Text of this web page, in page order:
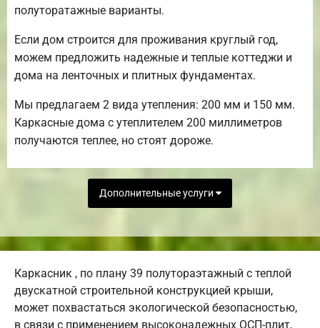
полуторатажные варианты.
Если дом строится для проживания круглый год,
можем предложить надежные и теплые коттеджи и
дома на ленточных и плитных фундаментах.
Мы предлагаем 2 вида утепления: 200 мм и 150 мм.
Каркасные дома с утеплителем 200 миллиметров
получаются теплее, но стоят дороже.
Дополнительные услуги
Каркасник , по плану 39 полутораэтажный с теплой
двускатной строительной конструкцией крыши,
может похвастаться экологической безопасностью,
в связи с применением высоконадежных ОСП-плит,